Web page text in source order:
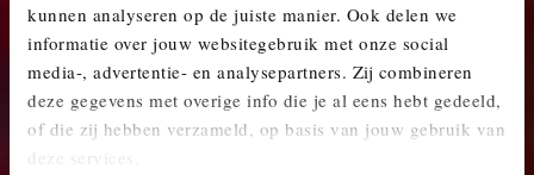
kunnen analyseren op de juiste manier. Ook delen we
informatie over jouw websitegebruik met onze social
media-, advertentie- en analysepartners. Zij combineren
deze gegevens met overige info die je al eens hebt gedeeld,
of die zij hebben verzameld, op basis van jouw gebruik van
deze services.
MINI KOPEN? ONTDEK ONS AANBOD.